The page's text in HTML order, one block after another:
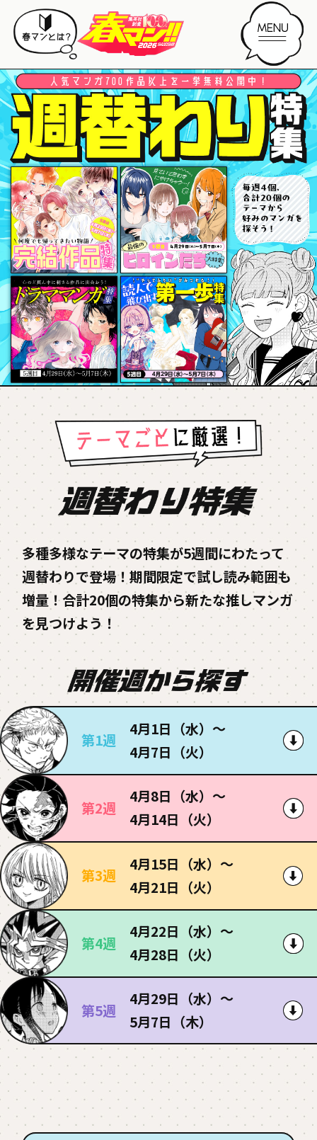
多種多様なテーマの特集が5週間にわたって
週替わりで登場！期間限定で試し読み範囲も
増量！合計20個の特集から新たな推しマンガ
を見つけよう！
第1週
4月1日（水）〜
4月7日（火）
第2週
4月8日（水）〜
4月14日（火）
第3週
4月15日（水）〜
4月21日（火）
第4週
4月22日（水）〜
4月28日（火）
第5週
4月29日（水）〜
5月7日（木）